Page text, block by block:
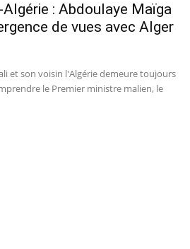
: Abdoulaye Maïga
de vues avec Alger
et son voisin l'Algérie demeure toujours
le Premier ministre malien, le